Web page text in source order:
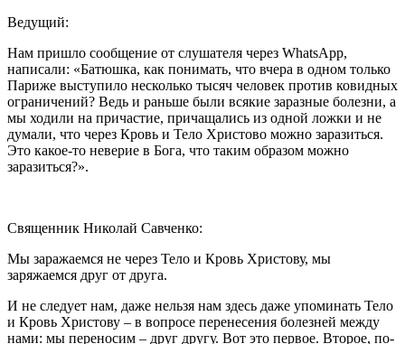
Ведущий:
Нам пришло сообщение от слушателя через WhatsApp,
написали: «Батюшка, как понимать, что вчера в одном только
Париже выступило несколько тысяч человек против ковидных
ограничений? Ведь и раньше были всякие заразные болезни, а
мы ходили на причастие, причащались из одной ложки и не
думали, что через Кровь и Тело Христово можно заразиться.
Это какое-то неверие в Бога, что таким образом можно
заразиться?».
Священник Николай Савченко:
Мы заражаемся не через Тело и Кровь Христову, мы
заряжаемся друг от друга.
И не следует нам, даже нельзя нам здесь даже упоминать Тело
и Кровь Христову – в вопросе перенесения болезней между
нами: мы переносим – друг другу. Вот это первое. Второе, по-